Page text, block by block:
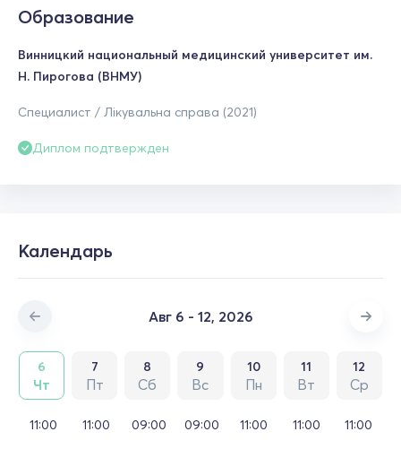
Образование
Винницкий национальный медицинский университет им.
Н. Пирогова (ВНМУ)
Специалист / Лікувальна справа (2021)
Диплом подтвержден
Календарь
Авг 6 - 12, 2026
6
Чт
7
Пт
8
Сб
9
Вс
10
Пн
11
Вт
12
Ср
11:00 11:00 09:00 09:00 11:00 11:00 11:00